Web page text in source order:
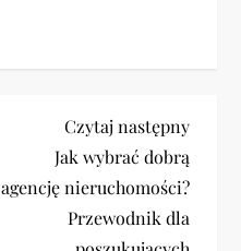
Next
Post
Czytaj następny
Jak wybrać dobrą
agencję nieruchomości?
Przewodnik dla